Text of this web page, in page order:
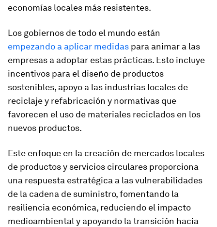
economías locales más resistentes.
Los gobiernos de todo el mundo están
empezando a aplicar medidas para animar a las
empresas a adoptar estas prácticas. Esto incluye
incentivos para el diseño de productos
sostenibles, apoyo a las industrias locales de
reciclaje y refabricación y normativas que
favorecen el uso de materiales reciclados en los
nuevos productos.
Este enfoque en la creación de mercados locales
de productos y servicios circulares proporciona
una respuesta estratégica a las vulnerabilidades
de la cadena de suministro, fomentando la
resiliencia económica, reduciendo el impacto
medioambiental y apoyando la transición hacia